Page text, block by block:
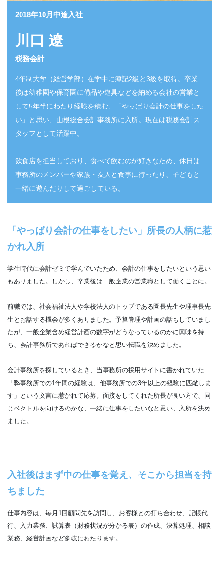
2018年10月中途入社
川口 遼
税務会計
4年制大学（経営学部）在学中に簿記2級と3級を取得。卒業
後は幼稚園や保育園に備品や遊具などを納める会社の営業と
して5年半にわたり経験を積む。「やっぱり会計の仕事をした
い」と思い、山根総合会計事務所に入所。現在は税務会計ス
タッフとして活躍中。
飲食店を担当しており、食べて飲むのが好きなため、休日は
事務所のメンバーや家族・友人と食事に行ったり、子どもと
一緒に遊んだりして過ごしている。
「やっぱり会計の仕事をしたい」所長の人柄に惹
かれ入所
学生時代に会計ゼミで学んでいたため、会計の仕事をしたいという思い
もありました。しかし、卒業後は一般企業の営業職として働くことに。
前職では、社会福祉法人や学校法人のトップである園長先生や理事長先
生とお話する機会が多くありました。予算管理や計画の話もしていまし
たが、一般企業含め経営計画の数字がどうなっているのかに興味を持
ち、会計事務所であればできるかなと思い転職を決めました。
会計事務所を探しているとき、当事務所の採用サイトに書かれていた
「弊事務所での1年間の経験は、他事務所での3年以上の経験に匹敵しま
す」という文言に惹かれて応募。面接をしてくれた所長が良い方で、同
じベクトルを向けるのかな、一緒に仕事をしたいなと思い、入所を決め
ました。
入社後はまず中の仕事を覚え、そこから担当を持
ちました
仕事内容は、毎月1回顧問先を訪問し、お客様との打ち合わせ、記帳代
行、入力業務、試算表（財務状況が分かる表）の作成、決算処理、相談
業務、経営計画など多岐にわたります。